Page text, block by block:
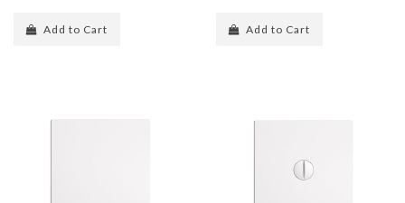
Add to Cart Add to Cart